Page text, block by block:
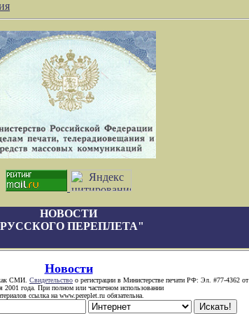
НОВОСТИ
ПЕРЕПЛЕТА"
Новости
как СМИ. Свидетельство о регистрации в Министерстве печати РФ: Эл. #77-4362 от
2001 года. При полном или частичном использовании
ссылка на www.pereplet.ru обязательна.